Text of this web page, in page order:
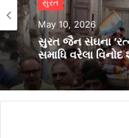
સુરત
May 10, 2026
સુરત જૈન સંઘના
સમાધિ વરેલા
સુરત
May 2, 2026
પાલ ખાતે ‘કૃષ્ણ વે
1100થી વધુ
આનંદ